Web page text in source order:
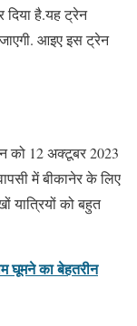
है.यह ट्रेन
आइए इस ट्रेन
को 12 अक्टूबर 2023
में बीकानेर के लिए
को बहुत
घूमने का बेहतरीन